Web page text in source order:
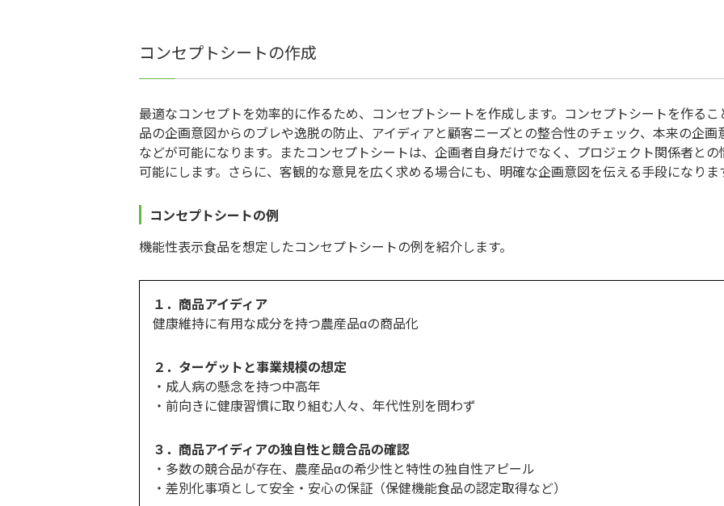
コンセプトシートの作成
最適なコンセプトを効率的に作るため、コンセプトシートを作成します。コンセプトシートを作るこ
品の企画意図からのブレや逸脱の防止、アイディアと顧客ニーズとの整合性のチェック、本来の企画
などが可能になります。またコンセプトシートは、企画者自身だけでなく、プロジェクト関係者との
可能にします。さらに、客観的な意見を広く求める場合にも、明確な企画意図を伝える手段になりま
コンセプトシートの例
機能性表示食品を想定したコンセプトシートの例を紹介します。
１．商品アイディア
健康維持に有用な成分を持つ農産品αの商品化
２．ターゲットと事業規模の想定
・成人病の懸念を持つ中高年
・前向きに健康習慣に取り組む人々、年代性別を問わず
３．商品アイディアの独自性と競合品の確認
・多数の競合品が存在、農産品αの希少性と特性の独自性アピール
・差別化事項として安全・安心の保証（保健機能食品の認定取得など）